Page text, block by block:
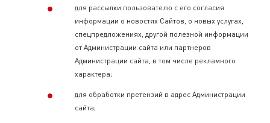
для рассылки пользователю с его согласия
информации о новостях Сайтов, о новых услугах,
спецпредложениях, другой полезной информации
от Администрации сайта или партнеров
Администрации сайта, в том числе рекламного
характера;
для обработки претензий в адрес Администрации
сайта;